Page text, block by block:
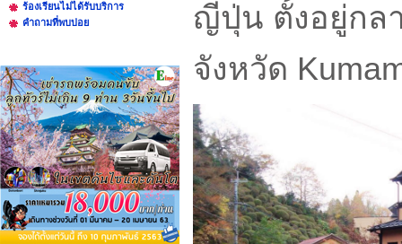
ร้องเรียนไม่ได้รับบริการ
คําถามที่พบบ่อย
ญี่ปุ่น ตั้งอยู่กล
จังหวัด